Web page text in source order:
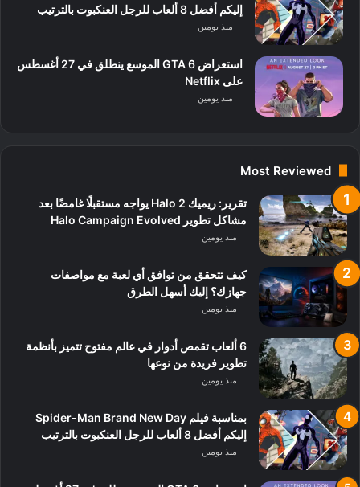
إليكم أفضل 8 ألعاب للرجل العنكبوت بالترتيب
منذ يومين
استعراض GTA 6 الموسع ينطلق في 27 أغسطس
على Netflix
منذ يومين
Most Reviewed
تقرير: ريميك Halo 2 يواجه مستقبلًا غامضًا بعد
مشاكل تطوير Halo Campaign Evolved
منذ يومين
كيف تتحقق من توافق أي لعبة مع مواصفات
جهازك؟ إليك أسهل الطرق
منذ يومين
6 ألعاب تقمص أدوار في عالم مفتوح تتميز بأنظمة
تطوير فريدة من نوعها
منذ يومين
بمناسبة فيلم Spider-Man Brand New Day
إليكم أفضل 8 ألعاب للرجل العنكبوت بالترتيب
منذ يومين